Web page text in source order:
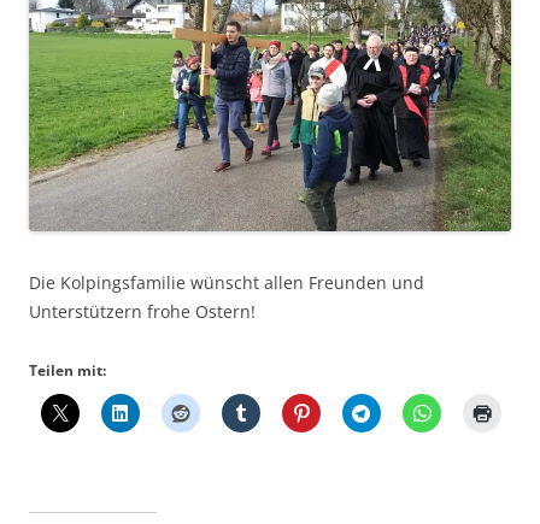
Die Kolpingsfamilie wünscht allen Freunden und
Unterstützern frohe Ostern!
Teilen mit: